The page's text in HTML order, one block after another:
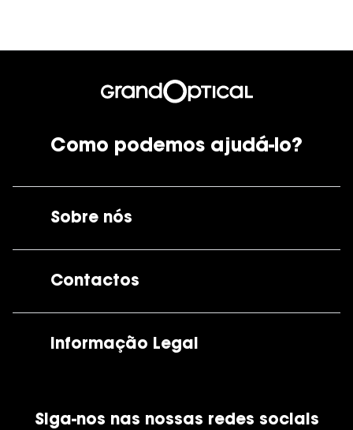
Como podemos ajudá-lo?
Sobre nós
Contactos
Informação Legal
Política de Cookies
Siga-nos nas nossas redes sociais